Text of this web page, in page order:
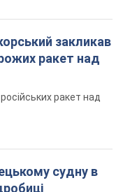
закликав
ракет над
ракет над
судну в